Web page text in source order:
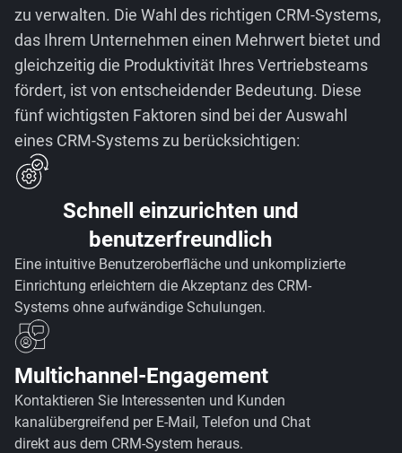
zu verwalten. Die Wahl des richtigen CRM-Systems,
das Ihrem Unternehmen einen Mehrwert bietet und
gleichzeitig die Produktivität Ihres Vertriebsteams
fördert, ist von entscheidender Bedeutung. Diese
fünf wichtigsten Faktoren sind bei der Auswahl
eines CRM-Systems zu berücksichtigen:
Schnell einzurichten und
benutzerfreundlich
Eine intuitive Benutzeroberfläche und unkomplizierte
Einrichtung erleichtern die Akzeptanz des CRM-
Systems ohne aufwändige Schulungen.
Multichannel-Engagement
Kontaktieren Sie Interessenten und Kunden
kanalübergreifend per E-Mail, Telefon und Chat
direkt aus dem CRM-System heraus.